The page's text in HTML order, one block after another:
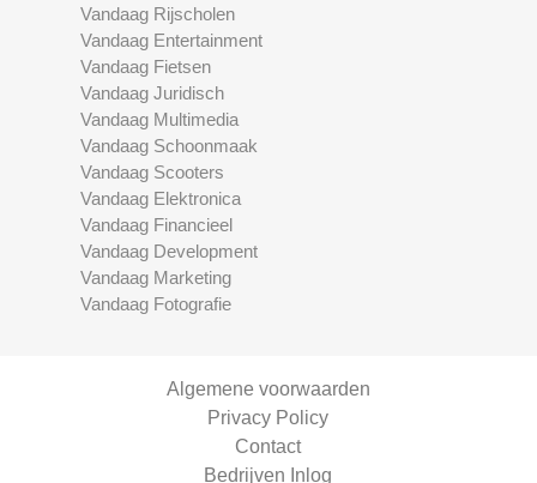
Vandaag Rijscholen
Vandaag Entertainment
Vandaag Fietsen
Vandaag Juridisch
Vandaag Multimedia
Vandaag Schoonmaak
Vandaag Scooters
Vandaag Elektronica
Vandaag Financieel
Vandaag Development
Vandaag Marketing
Vandaag Fotografie
Algemene voorwaarden
Privacy Policy
Contact
Bedrijven Inlog